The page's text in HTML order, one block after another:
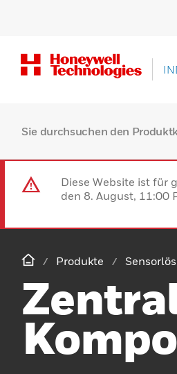
Sie durchsuchen den
Diese Website ist für
den 8. August, 11:00
Produkte